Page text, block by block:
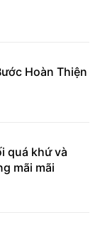
Hoàn Thiện
quá khứ và
mãi mãi